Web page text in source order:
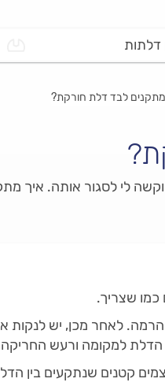
דלתות
לבד דלת חורקת?
לי לסגור אותה. איך
כמו שצריך.
לאחר מכן, יש לנקות
הדלת למקומה ורעש
קטנים שנתקעים בין